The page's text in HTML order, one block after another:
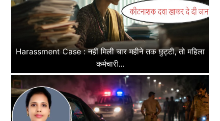
Harassment Case : नहीं मिली चार महीने तक छुट्टी, तो महिला
कर्मचारी...